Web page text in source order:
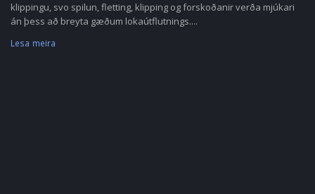
klippingu, svo spilun, fletting, klipping og forskoðanir verða mjúkari
án þess að breyta gæðum lokaútflutnings....
Lesa meira